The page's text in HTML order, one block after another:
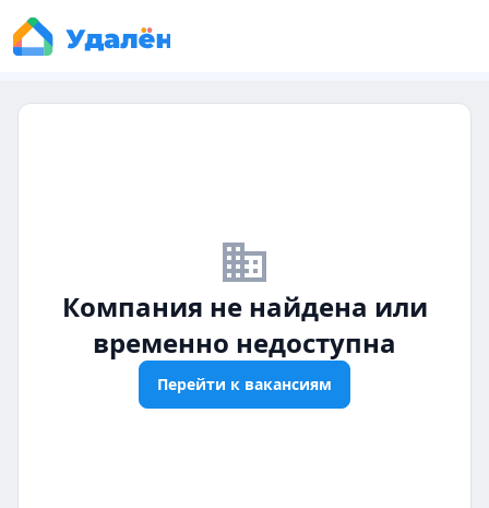
business_off
Компания не найдена или
временно недоступна
Перейти к вакансиям